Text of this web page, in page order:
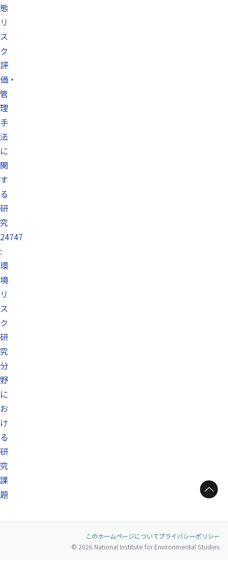
態
リ
ス
ク
評
価・
管
理
手
法
に
関
す
る
研
究
24747
:
環
境
リ
ス
ク
研
究
分
野
に
お
け
る
研
究
課
題
ページトップへ
このホームページについてプライバシーポリシー
© 2026 National Institute for Environmental Studies